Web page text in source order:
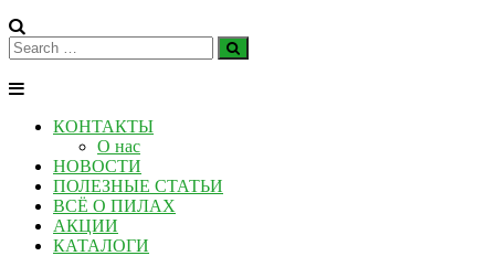
КОНТАКТЫ
О нас
НОВОСТИ
ПОЛЕЗНЫЕ СТАТЬИ
ВСЁ О ПИЛАХ
АКЦИИ
КАТАЛОГИ